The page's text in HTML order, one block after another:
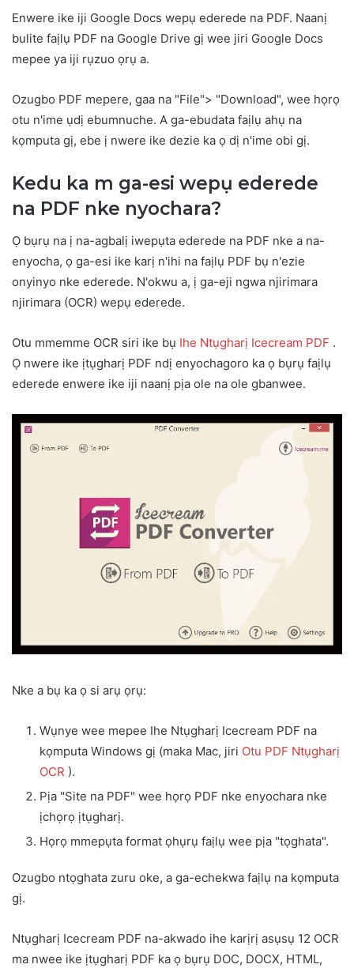
Enwere ike iji Google Docs wepụ ederede na PDF. Naanị
bulite faịlụ PDF na Google Drive gị wee jiri Google Docs
mepee ya iji rụzuo ọrụ a.
Ozugbo PDF mepere, gaa na "File"> "Download", wee họrọ
otu n'ime ụdị ebumnuche. A ga-ebudata faịlụ ahụ na
kọmputa gị, ebe ị nwere ike dezie ka ọ dị n'ime obi gị.
Kedu ka m ga-esi wepụ ederede
na PDF nke nyochara?
Ọ bụrụ na ị na-agbalị iwepụta ederede na PDF nke a na-
enyocha, ọ ga-esi ike karị n'ihi na faịlụ PDF bụ n'ezie
onyinyo nke ederede. N'okwu a, ị ga-eji ngwa njirimara
njirimara (OCR) wepụ ederede.
Otu mmemme OCR siri ike bụ Ihe Ntụgharị Icecream PDF .
Ọ nwere ike ịtụgharị PDF ndị enyochagoro ka ọ bụrụ faịlụ
ederede enwere ike iji naanị pịa ole na ole gbanwee.
Nke a bụ ka ọ si arụ ọrụ:
Wụnye wee mepee Ihe Ntụgharị Icecream PDF na
kọmputa Windows gị (maka Mac, jiri Otu PDF Ntụgharị
OCR ).
Pịa "Site na PDF" wee họrọ PDF nke enyochara nke
ịchọrọ ịtụgharị.
Họrọ mmepụta format ọhụrụ faịlụ wee pịa "tọghata".
Ozugbo ntọghata zuru oke, a ga-echekwa faịlụ na kọmputa
gị.
Ntụgharị Icecream PDF na-akwado ihe karịrị asụsụ 12 OCR
ma nwee ike ịtụgharị PDF ka ọ bụrụ DOC, DOCX, HTML,